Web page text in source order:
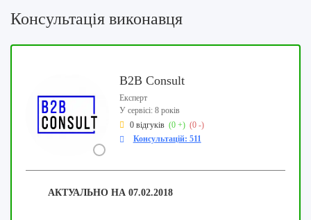
Консультація виконавця
B2B Consult
Експерт
У сервісі: 8 років
0 відгуків (0 +) (0 -)
Консультацій: 511
АКТУАЛЬНО НА 07.02.2018